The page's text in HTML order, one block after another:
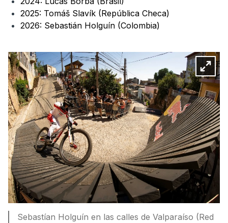
2025: Tomáš Slavík (República Checa)
2026: Sebastián Holguín (Colombia)
Sebastían Holguín en las calles de Valparaíso (Red